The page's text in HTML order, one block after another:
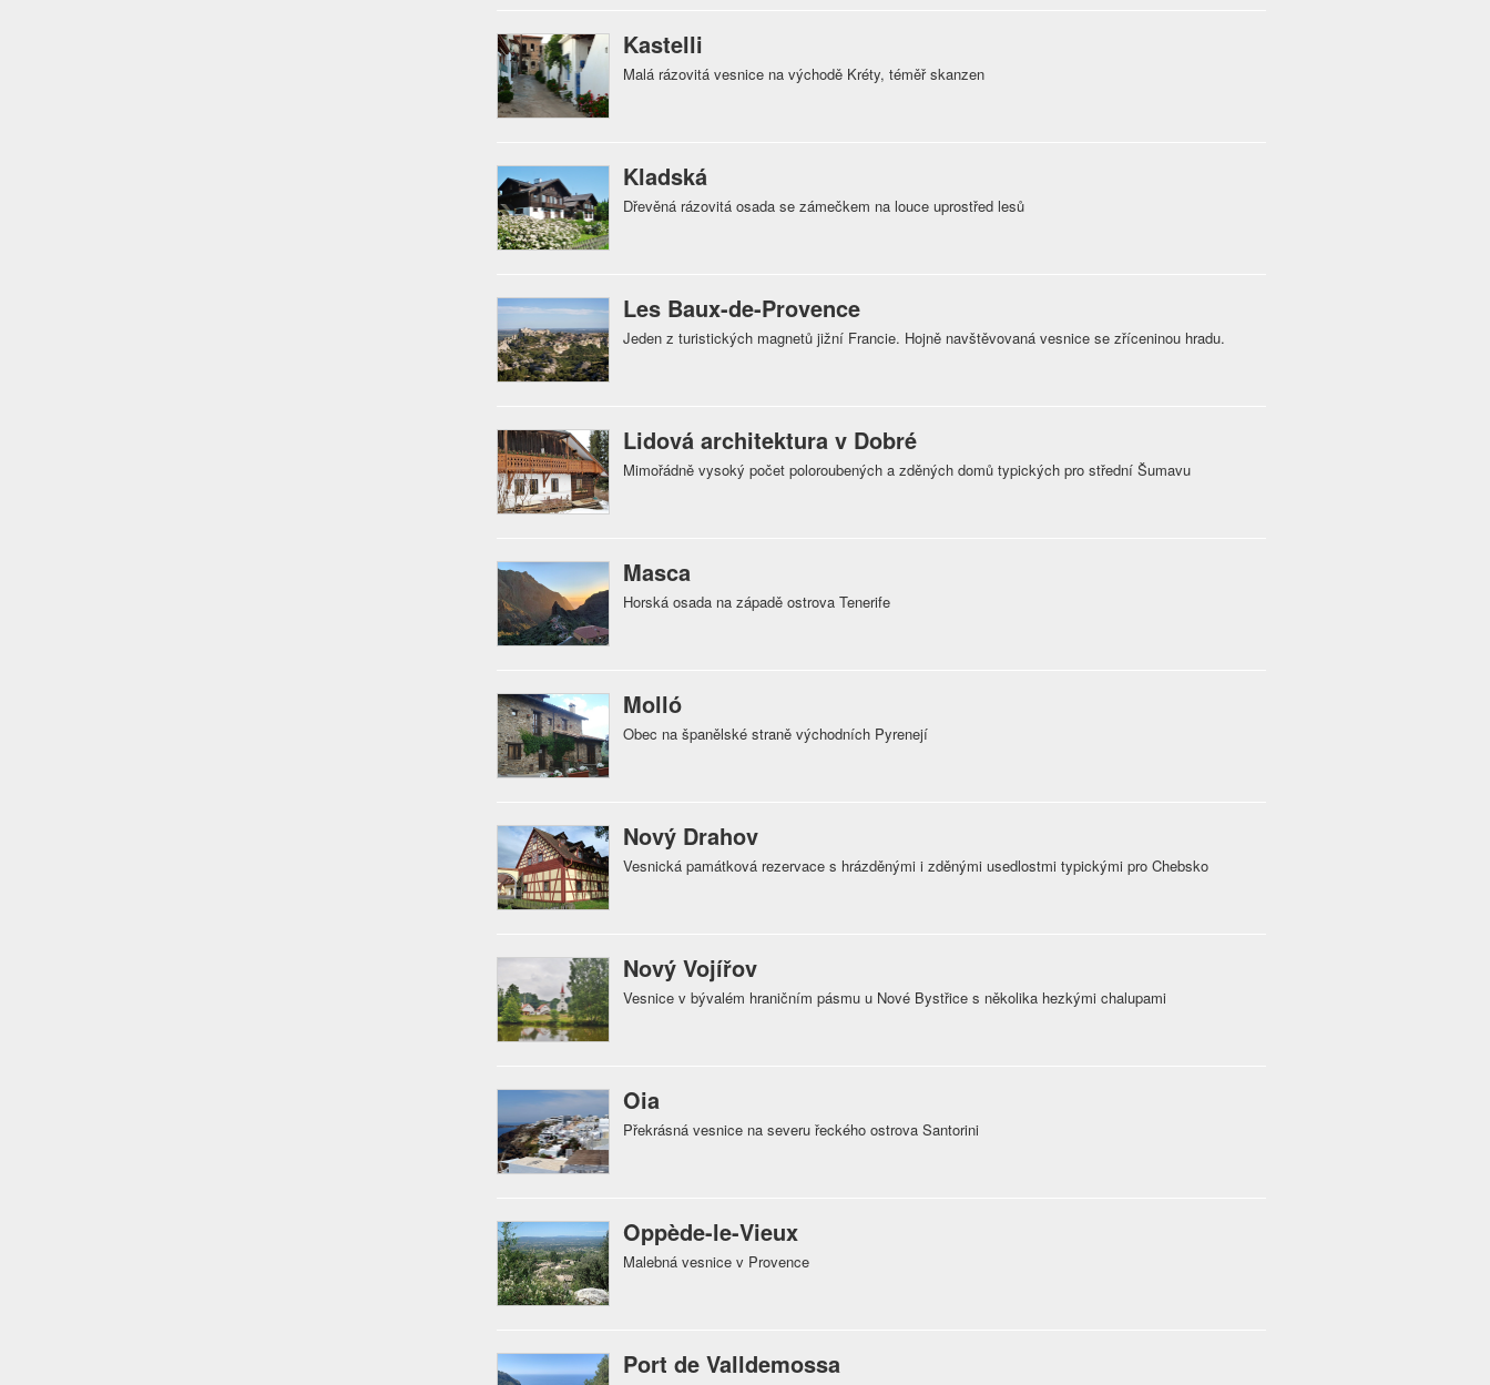
Kastelli
Malá rázovitá vesnice na východě Kréty, téměř skanzen
Kladská
Dřevěná rázovitá osada se zámečkem na louce uprostřed lesů
Les Baux-de-Provence
Jeden z turistických magnetů jižní Francie. Hojně navštěvovaná vesnice se zříceninou hradu.
Lidová architektura v Dobré
Mimořádně vysoký počet poloroubených a zděných domů typických pro střední Šumavu
Masca
Horská osada na západě ostrova Tenerife
Molló
Obec na španělské straně východních Pyrenejí
Nový Drahov
Vesnická památková rezervace s hrázděnými i zděnými usedlostmi typickými pro Chebsko
Nový Vojířov
Vesnice v bývalém hraničním pásmu u Nové Bystřice s několika hezkými chalupami
Oia
Překrásná vesnice na severu řeckého ostrova Santorini
Oppède-le-Vieux
Malebná vesnice v Provence
Port de Valldemossa